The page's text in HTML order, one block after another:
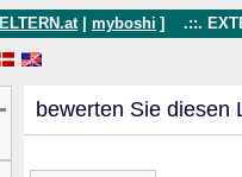
ELTERN.at myboshi ] .::.
bewerten Sie diesen